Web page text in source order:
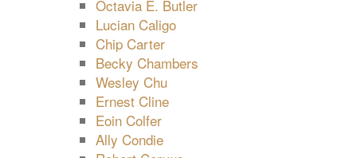
Octavia E. Butler
Lucian Caligo
Chip Carter
Becky Chambers
Wesley Chu
Ernest Cline
Eoin Colfer
Ally Condie